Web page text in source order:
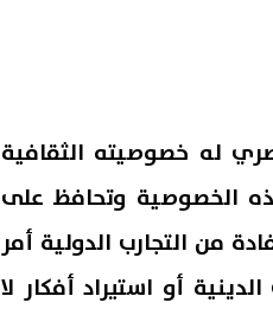
له خصوصيته الثقافية
الخصوصية وتحافظ على
من التجارب الدولية أمر
أو استيراد أفكار لا